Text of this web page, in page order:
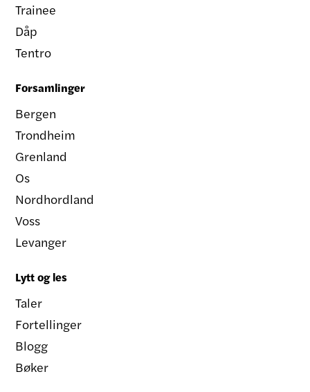
Trainee
Dåp
Tentro
Forsamlinger
Bergen
Trondheim
Grenland
Os
Nordhordland
Voss
Levanger
Lytt og les
Taler
Fortellinger
Blogg
Bøker